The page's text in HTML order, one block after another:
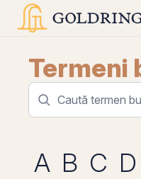
Termeni
A B C D